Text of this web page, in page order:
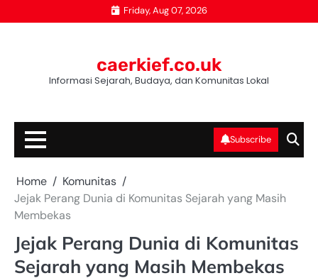
to
Friday, Aug 07, 2026
caerkief.co.uk
Informasi Sejarah, Budaya, dan Komunitas Lokal
Subscribe
Home
Komunitas
Jejak Perang Dunia di Komunitas Sejarah yang Masih
Membekas
Jejak Perang Dunia di Komunitas
Sejarah yang Masih Membekas